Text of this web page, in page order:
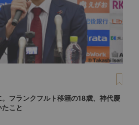
フランクフルト移籍の18歳、神代慶
こと